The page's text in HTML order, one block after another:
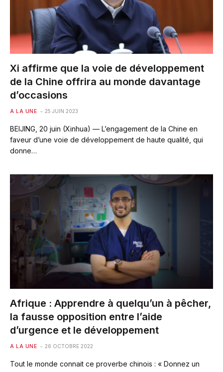
Xi affirme que la voie de développement
de la Chine offrira au monde davantage
d’occasions
A LA UNE 25 JUIN 2023
BEIJING, 20 juin (Xinhua) — L’engagement de la Chine en
faveur d’une voie de développement de haute qualité, qui
donne…
Afrique : Apprendre à quelqu’un à pêcher,
la fausse opposition entre l’aide
d’urgence et le développement
A LA UNE 26 OCTOBRE 2022
Tout le monde connait ce proverbe chinois : « Donnez un